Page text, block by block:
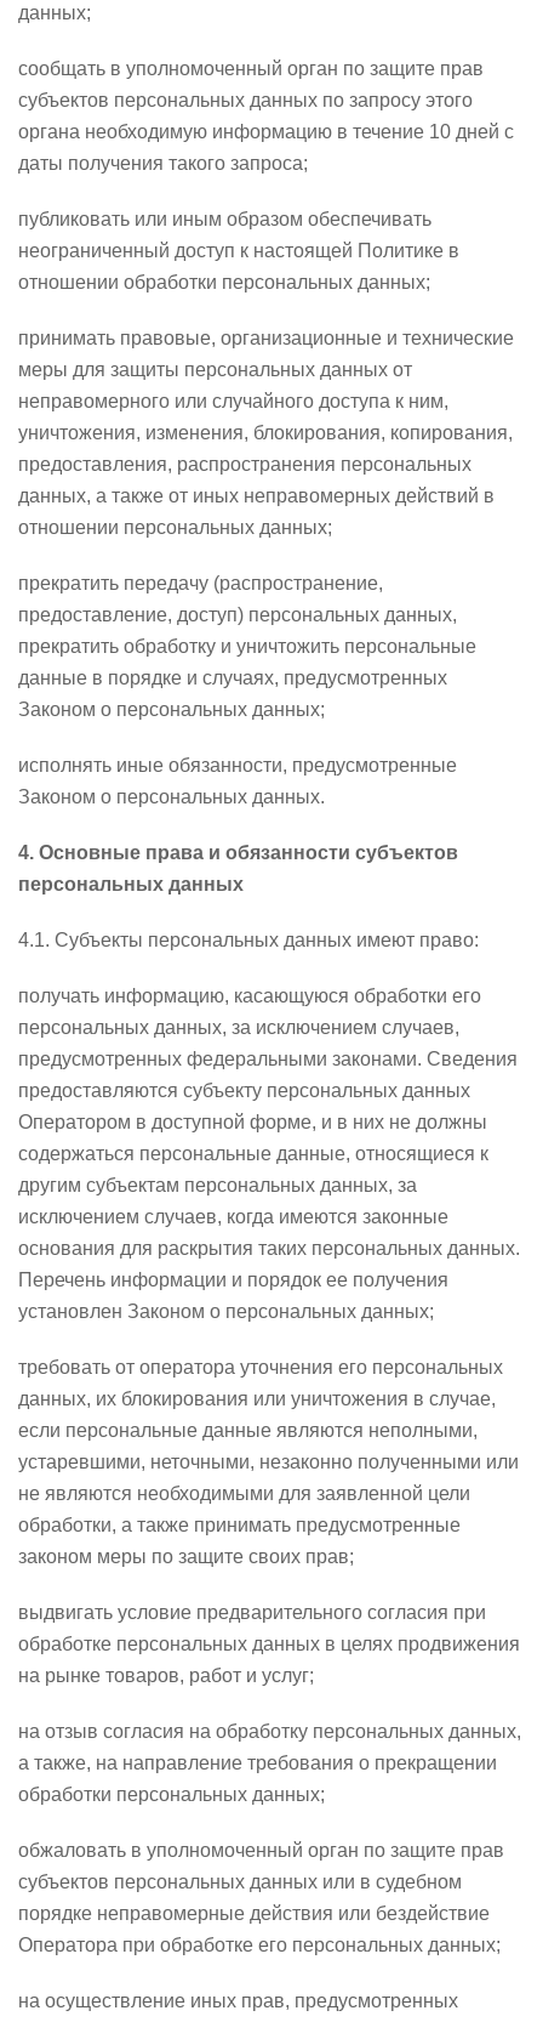
данных;
сообщать в уполномоченный орган по защите прав
субъектов персональных данных по запросу этого
органа необходимую информацию в течение 10 дней с
даты получения такого запроса;
публиковать или иным образом обеспечивать
неограниченный доступ к настоящей Политике в
отношении обработки персональных данных;
принимать правовые, организационные и технические
меры для защиты персональных данных от
неправомерного или случайного доступа к ним,
уничтожения, изменения, блокирования, копирования,
предоставления, распространения персональных
данных, а также от иных неправомерных действий в
отношении персональных данных;
прекратить передачу (распространение,
предоставление, доступ) персональных данных,
прекратить обработку и уничтожить персональные
данные в порядке и случаях, предусмотренных
Законом о персональных данных;
исполнять иные обязанности, предусмотренные
Законом о персональных данных.
4. Основные права и обязанности субъектов
персональных данных
4.1. Субъекты персональных данных имеют право:
получать информацию, касающуюся обработки его
персональных данных, за исключением случаев,
предусмотренных федеральными законами. Сведения
предоставляются субъекту персональных данных
Оператором в доступной форме, и в них не должны
содержаться персональные данные, относящиеся к
другим субъектам персональных данных, за
исключением случаев, когда имеются законные
основания для раскрытия таких персональных данных.
Перечень информации и порядок ее получения
установлен Законом о персональных данных;
требовать от оператора уточнения его персональных
данных, их блокирования или уничтожения в случае,
если персональные данные являются неполными,
устаревшими, неточными, незаконно полученными или
не являются необходимыми для заявленной цели
обработки, а также принимать предусмотренные
законом меры по защите своих прав;
выдвигать условие предварительного согласия при
обработке персональных данных в целях продвижения
на рынке товаров, работ и услуг;
на отзыв согласия на обработку персональных данных,
а также, на направление требования о прекращении
обработки персональных данных;
обжаловать в уполномоченный орган по защите прав
субъектов персональных данных или в судебном
порядке неправомерные действия или бездействие
Оператора при обработке его персональных данных;
на осуществление иных прав, предусмотренных